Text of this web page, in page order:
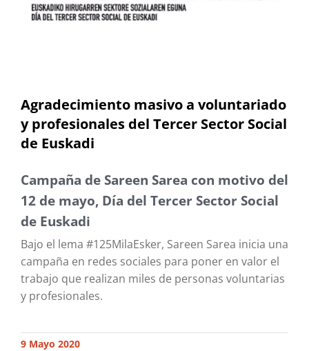
Agradecimiento masivo a voluntariado
y profesionales del Tercer Sector Social
de Euskadi
Campaña de Sareen Sarea con motivo del
12 de mayo, Día del Tercer Sector Social
de Euskadi
Bajo el lema #125MilaEsker, Sareen Sarea inicia una
campaña en redes sociales para poner en valor el
trabajo que realizan miles de personas voluntarias
y profesionales.
9 Mayo 2020